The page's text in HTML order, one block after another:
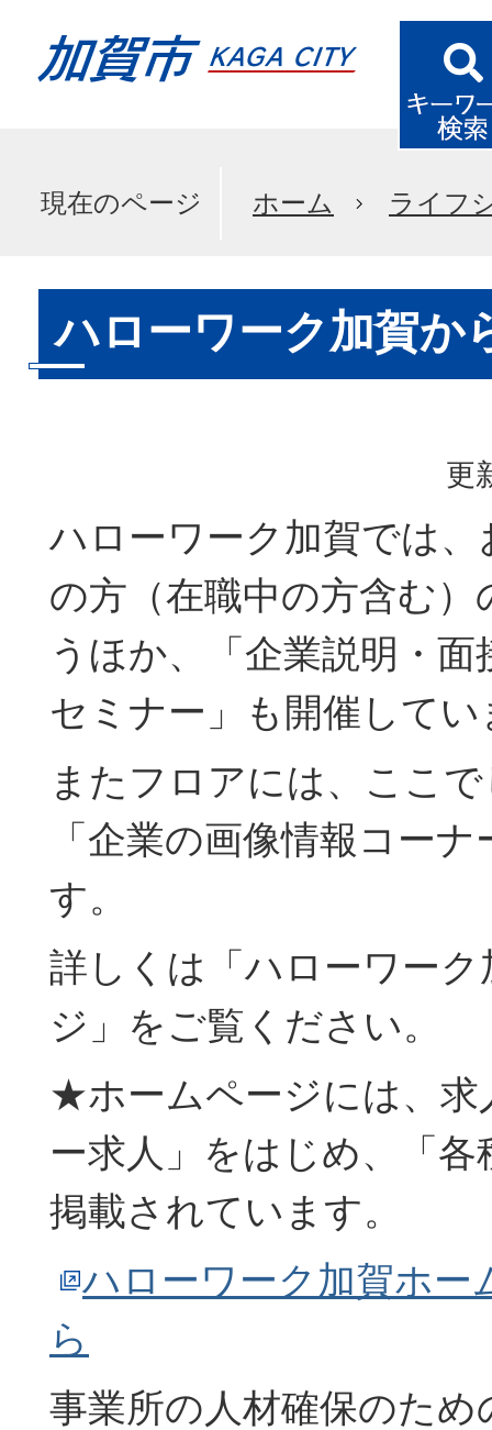
現在のページ ホーム ライフ
ハローワーク加賀か
更
ハローワーク加賀では
の方（在職中の方含む）
うほか、「企業説明・面
セミナー」も開催してい
またフロアには、ここ
「企業の画像情報コー
す。
詳しくは「ハローワー
ジ」をご覧ください。
★ホームページには、求
ー求人」をはじめ、「各
掲載されています。
ハローワーク加賀ホー
ら
事業所の人材確保のため